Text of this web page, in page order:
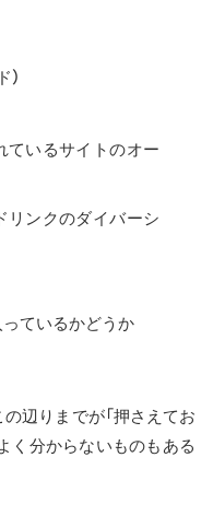
ているサイトのオー
リンクのダイバーシ
ているかどうか
の辺りまでが「押さえてお
く分からないものもある